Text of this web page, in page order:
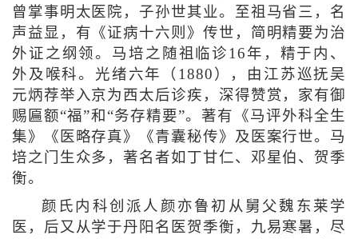
曾掌事明太医院，子孙世其业。至祖马省三，名
声益显，有《证病十六则》传世，简明精要为治
外证之纲领。马培之随祖临诊16年，精于内、
外及喉科。光绪六年（1880），由江苏巡抚吴
元炳荐举入京为西太后诊疾，深得赞赏，家有御
赐匾额“福”和“务存精要”。著有《马评外科全生
集》《医略存真》《青囊秘传》及医案行世。马
培之门生众多，著名者如丁甘仁、邓星伯、贺季
衡。
颜氏内科创派人颜亦鲁初从舅父魏东莱学
医，后又从学于丹阳名医贺季衡，九易寒暑，尽